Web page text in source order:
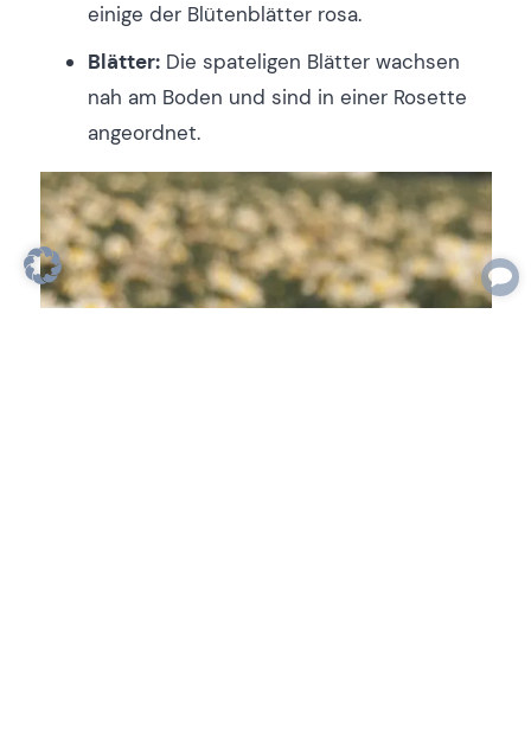
einige der Blütenblätter rosa.
Blätter:Die spateligen Blätter wachsen
nah am Boden und sind in einer Rosette
angeordnet.